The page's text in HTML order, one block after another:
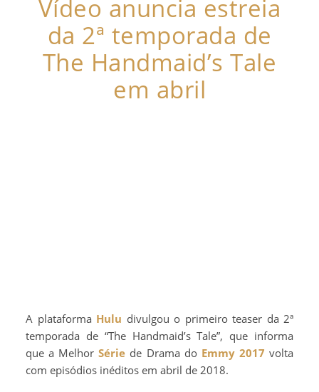
Vídeo anuncia estreia
da 2ª temporada de
The Handmaid’s Tale
em abril
A plataforma Hulu divulgou o primeiro teaser da 2ª
temporada de “The Handmaid’s Tale”, que informa
que a MelhorSérie de Drama do Emmy 2017 volta
com episódios inéditos em abril de 2018.